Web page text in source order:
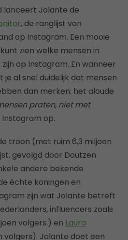
lanceert Jolante de
, de ranglijst van
op Instagram. Een mooie
zien welke mensen in
op Instagram. En wanneer
al snel duidelijk dat mensen
dan merken: het aloude
praten, niet met
op.
troon (met ruim 6,3 miljoen
gevolgd door Doutzen
andere bekende
échte koningen en
zijn wat Jolante betreft
influencers zoals
volgers.) en Laura
volgers). Jolante doet een